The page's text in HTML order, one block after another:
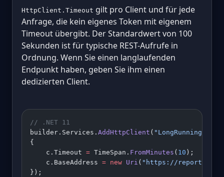
HttpClient.Timeout gilt pro Client und für jede
Anfrage, die kein eigenes Token mit eigenem
Timeout übergibt. Der Standardwert von 100
Sekunden ist für typische REST-Aufrufe in
Ordnung. Wenn Sie einen langlaufenden
Endpunkt haben, geben Sie ihm einen
dedizierten Client.
// .NET 11
builder.Services. AddHttpClient ( "LongRunning"
{
    c.Timeout
= TimeSpan. FromMinutes ( 10 );
    c.BaseAddress
= new Uri ( "https://
});